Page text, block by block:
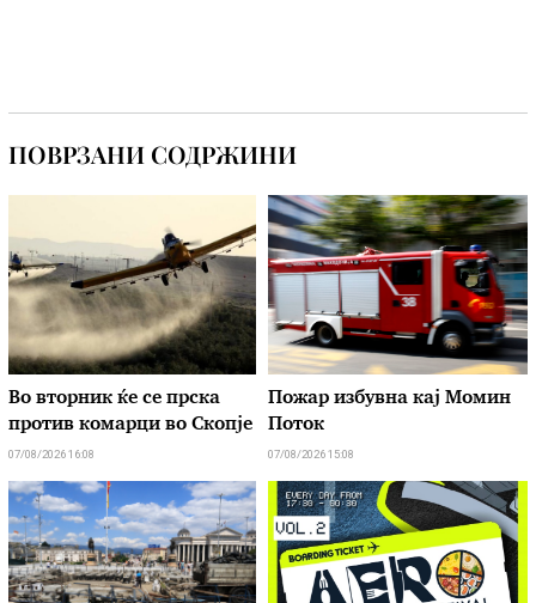
ПОВРЗАНИ СОДРЖИНИ
Во вторник ќе се прска
против комарци во Скопје
07/08/2026 16:08
Пожар избувна кај Момин
Поток
07/08/2026 15:08